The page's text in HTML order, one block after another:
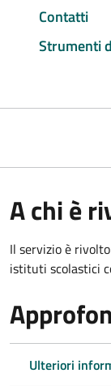
Contatti
Strumenti
A chi è
Il servizio è
istituti scolastici
Ulteriori